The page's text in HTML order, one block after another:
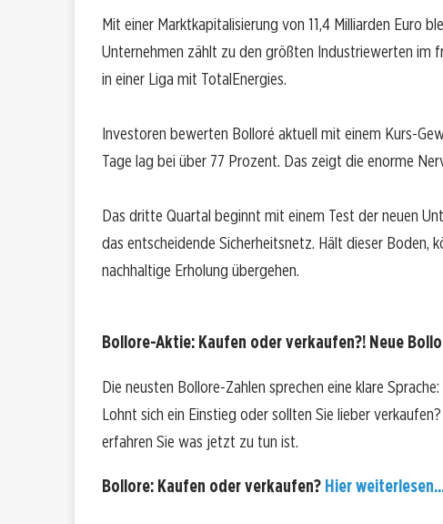
Mit einer Marktkapitalisierung von 11,4 Milliarden Euro
Unternehmen zählt zu den größten Industriewerten im
in einer Liga mit TotalEnergies.
Investoren bewerten Bolloré aktuell mit einem Kurs-
Tage lag bei über 77 Prozent. Das zeigt die enorme
Das dritte Quartal beginnt mit einem Test der neuen
das entscheidende Sicherheitsnetz. Hält dieser Boden,
nachhaltige Erholung übergehen.
Bollore-Aktie: Kaufen oder verkaufen?! Neue
Die neusten Bollore-Zahlen sprechen eine klare
Lohnt sich ein Einstieg oder sollten Sie lieber
erfahren Sie was jetzt zu tun ist.
Bollore: Kaufen oder verkaufen? Hier